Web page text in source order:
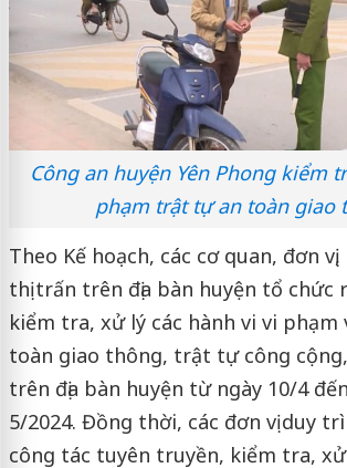
Công an huyện Yên Phong kiểm
phạm trật tự an toàn giao
Theo Kế hoạch, các cơ quan, đơn
thị trấn trên địa bàn huyện tổ chức
kiểm tra, xử lý các hành vi vi
toàn giao thông, trật tự công
trên địa bàn huyện từ ngày 10/4
5/2024. Đồng thời, các đơn vị duy
công tác tuyên truyền, kiểm tra,